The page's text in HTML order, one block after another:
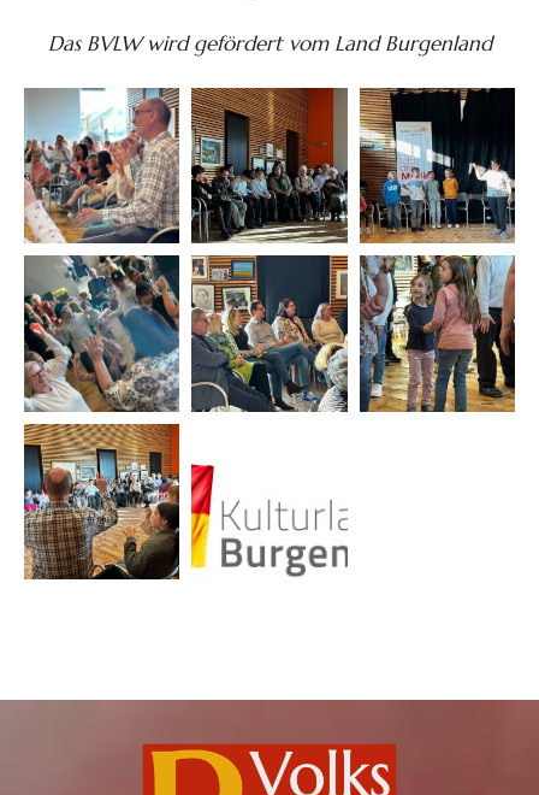
Das BVLW wird gefördert vom Land Burgenland